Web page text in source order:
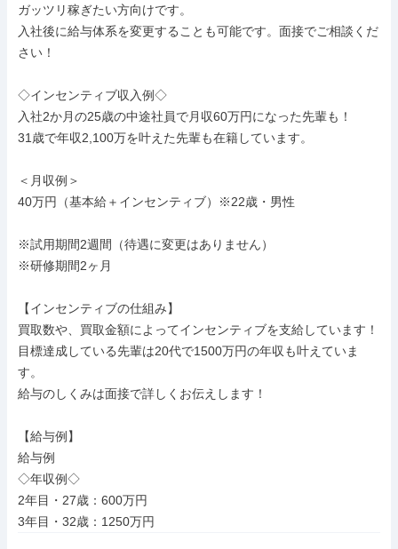
ガッツリ稼ぎたい方向けです。
入社後に給与体系を変更することも可能です。面接でご相談くだ
さい！
◇インセンティブ収入例◇
入社2か月の25歳の中途社員で月収60万円になった先輩も！
31歳で年収2,100万を叶えた先輩も在籍しています。
＜月収例＞
40万円（基本給＋インセンティブ）※22歳・男性
※試用期間2週間（待遇に変更はありません）
※研修期間2ヶ月
【インセンティブの仕組み】
買取数や、買取金額によってインセンティブを支給しています！
目標達成している先輩は20代で1500万円の年収も叶えていま
す。
給与のしくみは面接で詳しくお伝えします！
【給与例】
給与例
◇年収例◇
2年目・27歳：600万円
3年目・32歳：1250万円